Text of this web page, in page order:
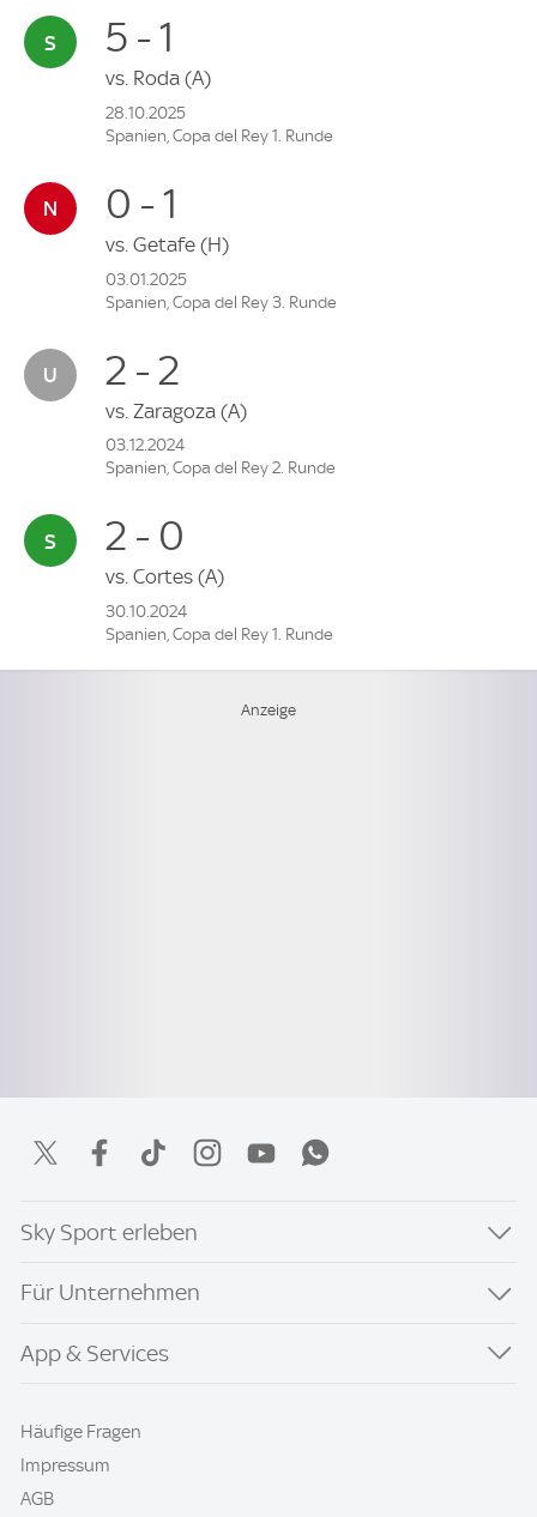
5 - 1
vs. Roda (A)
28.10.2025
Spanien, Copa del Rey 1. Runde
0 - 1
vs. Getafe (H)
03.01.2025
Spanien, Copa del Rey 3. Runde
2 - 2
vs. Zaragoza (A)
03.12.2024
Spanien, Copa del Rey 2. Runde
2 - 0
vs. Cortes (A)
30.10.2024
Spanien, Copa del Rey 1. Runde
Sky Sport erleben
Für Unternehmen
App & Services
Häufige Fragen
Impressum
AGB